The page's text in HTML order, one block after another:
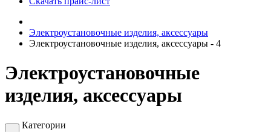
Электроустановочные изделия, аксессуары
Электроустановочные изделия, аксессуары - 4
Электроустановочные
изделия, аксессуары
Категории